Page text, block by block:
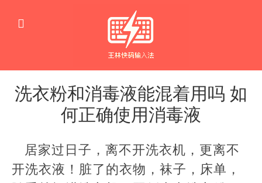
洗衣粉和消毒液能混着用吗 如
何正确使用消毒液
窍
门
居家过日子，离不开洗衣机，更离不
开洗衣液！脏了的衣物，袜子，床单，